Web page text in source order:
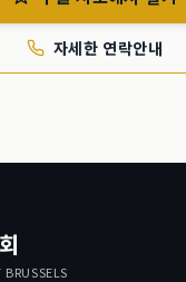
자세한 연락안내